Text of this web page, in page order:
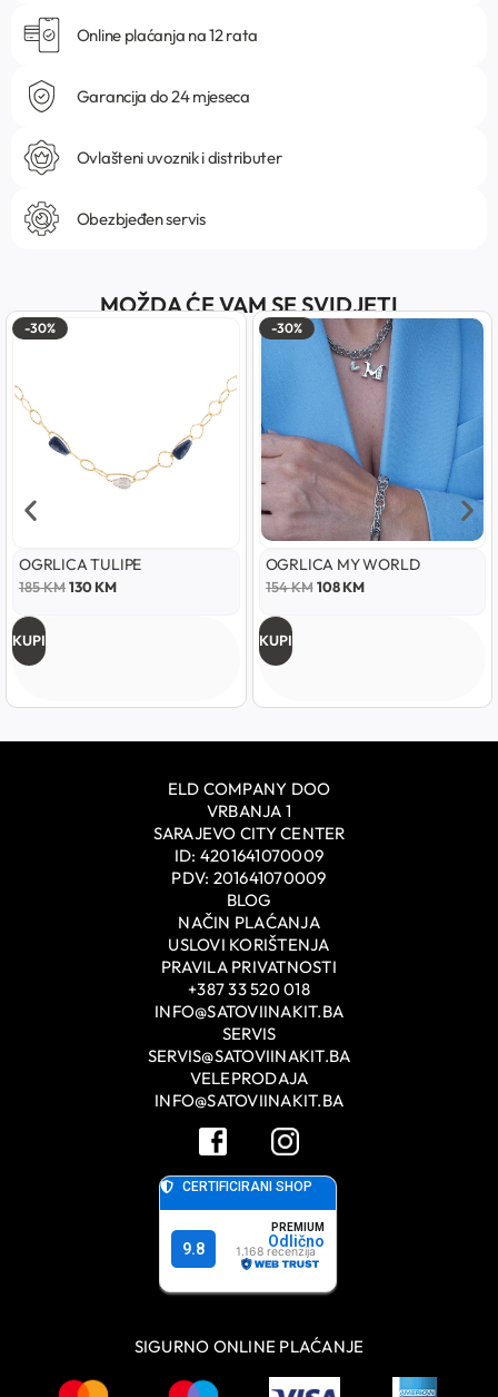
Online plaćanja na 12 rata
Garancija do 24 mjeseca
Ovlašteni uvoznik i distributer
Obezbjeđen servis
MOŽDA ĆE VAM SE SVIDJETI
-30%
OGRLICA TULIPE
185KM130KM
KUPI
-30%
OGRLICA MY WORLD
154KM 108KM
KUPI
ELD COMPANY DOO
VRBANJA 1
SARAJEVO CITY CENTER
ID: 4201641070009
PDV: 201641070009
BLOG
NAČIN PLAĆANJA
USLOVI KORIŠTENJA
PRAVILA PRIVATNOSTI
+387 33 520 018
INFO@SATOVIINAKIT.BA
SERVIS
SERVIS@SATOVIINAKIT.BA
VELEPRODAJA
INFO@SATOVIINAKIT.BA
SIGURNO ONLINE PLAĆANJE